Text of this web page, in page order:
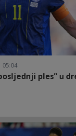
05:04
ples” u